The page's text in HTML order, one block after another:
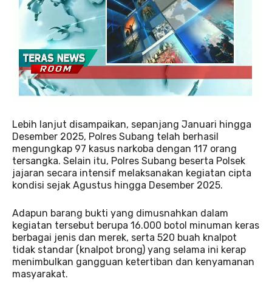
Lebih lanjut disampaikan, sepanjang Januari hingga
Desember 2025, Polres Subang telah berhasil
mengungkap 97 kasus narkoba dengan 117 orang
tersangka. Selain itu, Polres Subang beserta Polsek
jajaran secara intensif melaksanakan kegiatan cipta
kondisi sejak Agustus hingga Desember 2025.
Adapun barang bukti yang dimusnahkan dalam
kegiatan tersebut berupa 16.000 botol minuman keras
berbagai jenis dan merek, serta 520 buah knalpot
tidak standar (knalpot brong) yang selama ini kerap
menimbulkan gangguan ketertiban dan kenyamanan
masyarakat.